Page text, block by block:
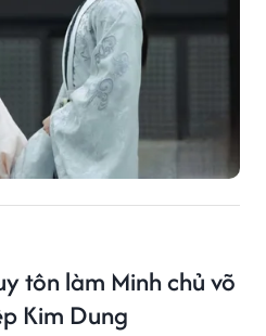
tôn làm Minh chủ võ
Kim Dung